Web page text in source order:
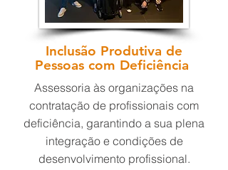
Inclusão Produtiva de
Pessoas com Deficiência
Assessoria às organizações na
contratação de profissionais com
deficiência, garantindo a sua plena
integração e condições de
desenvolvimento profissional.